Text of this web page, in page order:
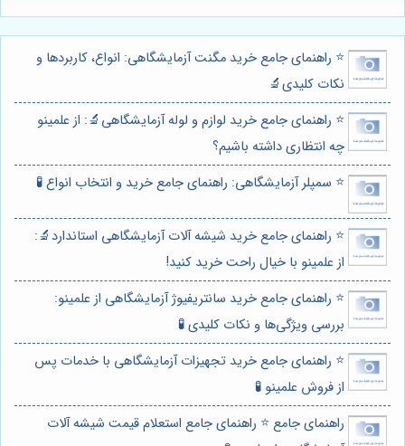
⭐️ راهنمای جامع خرید مگنت آزمایشگاهی: انواع، کاربردها و
نکات کلیدی🔬
⭐️ راهنمای جامع خرید لوازم و لوله آزمایشگاهی🔬: از علمینو
چه انتظاری داشته باشیم؟
⭐️ سمپلر آزمایشگاهی: راهنمای جامع خرید و انتخاب انواع 🧪
⭐️ راهنمای جامع خرید شیشه آلات آزمایشگاهی استاندارد🔬:
از علمینو با خیال راحت خرید کنید!
⭐️ راهنمای جامع خرید سانتریفیوژ آزمایشگاهی از علمینو:
بررسی ویژگی‌ها و نکات کلیدی 🧪
⭐️ راهنمای جامع خرید تجهیزات آزمایشگاهی با خدمات پس
از فروش علمینو 🧪
راهنمای جامع ⭐️ راهنمای جامع استعلام قیمت شیشه آلات